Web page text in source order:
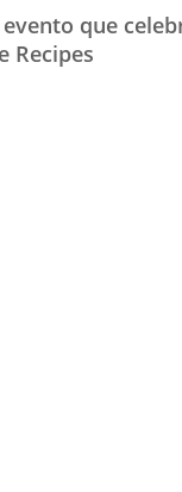
que
Recipes